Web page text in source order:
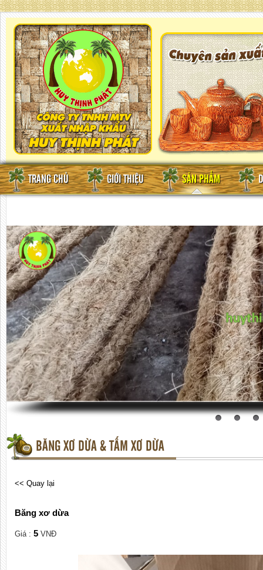
TRANG CHỦ GIỚI THIỆU SẢN PHẨM
BĂNG XƠ DỪA & TẤM XƠ DỪA
<< Quay lại
Băng xơ dừa
Giá : 5 VNĐ